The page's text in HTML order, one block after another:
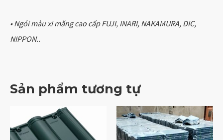
• Ngói màu xi măng cao cấp FUJI, INARI, NAKAMURA, DIC,
NIPPON..
Sản phẩm tương tự